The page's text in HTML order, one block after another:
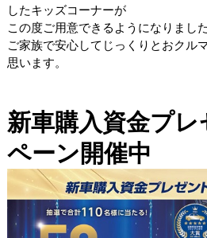
したキッズコーナーが
この度ご用意できるようになりました
ご家族で安心してじっくりとおクル
思います。
新車購入資金プ
ペーン開催中